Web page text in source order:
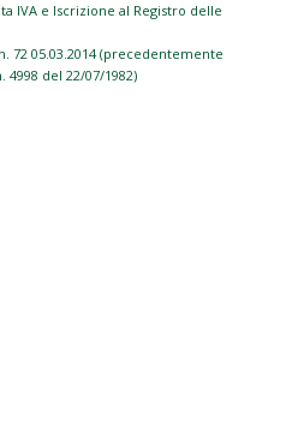
IVA e Iscrizione al Registro delle
72 05.03.2014 (precedentemente
del 22/07/1982)